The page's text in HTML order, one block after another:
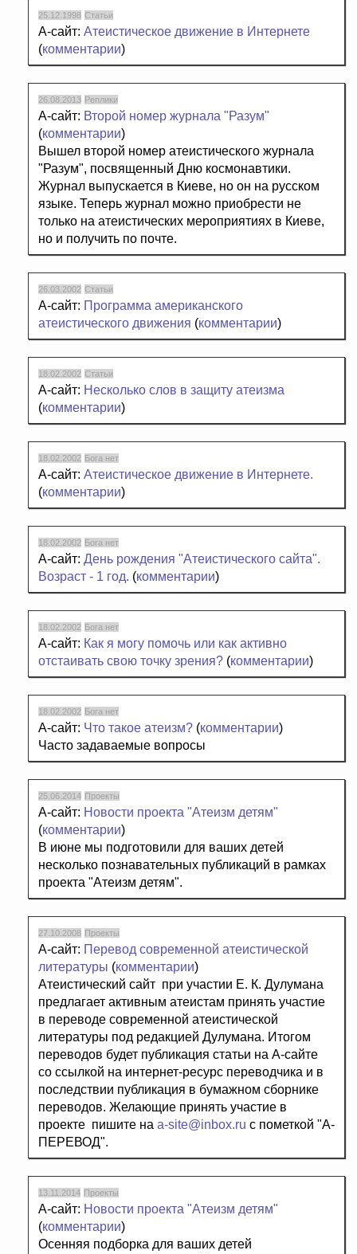
25.12.1998 Статьи
А-сайт: Атеистическое движение в Интернете
(комментарии)
26.08.2013 Реплики
А-сайт: Второй номер журнала "Разум"
(комментарии)
Вышел второй номер атеистического журнала
"Разум", посвященный Дню космонавтики.
Журнал выпускается в Киеве, но он на русском
языке. Теперь журнал можно приобрести не
только на атеистических мероприятиях в Киеве,
но и получить по почте.
26.03.2002 Статьи
А-сайт: Программа американского
атеистического движения (комментарии)
18.02.2002 Статьи
А-сайт: Несколько слов в защиту атеизма
(комментарии)
18.02.2002 Бога нет
А-сайт: Атеистическое движение в Интернете.
(комментарии)
18.02.2002 Бога нет
А-сайт: День рождения "Атеистического сайта".
Возраст - 1 год. (комментарии)
18.02.2002 Бога нет
А-сайт: Как я могу помочь или как активно
отстаивать свою точку зрения? (комментарии)
18.02.2002 Бога нет
А-сайт: Что такое атеизм? (комментарии)
Часто задаваемые вопросы
25.06.2014 Проекты
А-сайт: Новости проекта "Атеизм детям"
(комментарии)
В июне мы подготовили для ваших детей
несколько познавательных публикаций в рамках
проекта "Атеизм детям".
27.10.2008 Проекты
А-сайт: Перевод современной атеистической
литературы (комментарии)
Атеистический сайт при участии Е. К. Дулумана
предлагает активным атеистам принять участие
в переводе современной атеистической
литературы под редакцией Дулумана. Итогом
переводов будет публикация статьи на А-сайте
со ссылкой на интернет-ресурс переводчика и в
последствии публикация в бумажном сборнике
переводов. Желающие принять участие в
проекте пишите на a-site@inbox.ru c пометкой "А-
ПЕРЕВОД".
13.11.2014 Проекты
А-сайт: Новости проекта "Атеизм детям"
(комментарии)
Осенняя подборка для ваших детей